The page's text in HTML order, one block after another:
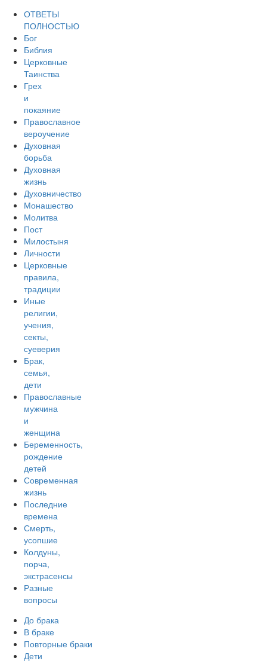
ОТВЕТЫ
ПОЛНОСТЬЮ
Бог
Библия
Церковные
Таинства
Грех
и
покаяние
Православное
вероучение
Духовная
борьба
Духовная
жизнь
Духовничество
Монашество
Молитва
Пост
Милостыня
Личности
Церковные
правила,
традиции
Иные
религии,
учения,
секты,
суеверия
Брак,
семья,
дети
Православные
мужчина
и
женщина
Беременность,
рождение
детей
Современная
жизнь
Последние
времена
Смерть,
усопшие
Колдуны,
порча,
экстрасенсы
Разные
вопросы
До брака
В браке
Повторные браки
Дети